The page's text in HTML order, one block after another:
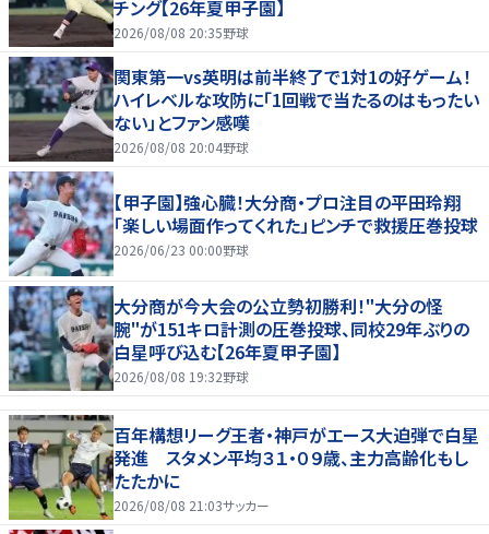
チング【26年夏甲子園】
2026/08/08 20:35野球
関東第一vs英明は前半終了で1対1の好ゲーム！
ハイレベルな攻防に「1回戦で当たるのはもったい
ない」とファン感嘆
2026/08/08 20:04野球
【甲子園】強心臓！大分商・プロ注目の平田玲翔
「楽しい場面作ってくれた」ピンチで救援圧巻投球
2026/06/23 00:00野球
大分商が今大会の公立勢初勝利！"大分の怪
腕"が151キロ計測の圧巻投球、同校29年ぶりの
白星呼び込む【26年夏甲子園】
2026/08/08 19:32野球
百年構想リーグ王者・神戸がエース大迫弾で白星
発進 スタメン平均３１・０９歳、主力高齢化もし
たたかに
2026/08/08 21:03サッカー